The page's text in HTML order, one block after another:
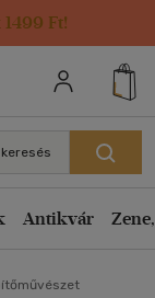
Ft!
Antikvár